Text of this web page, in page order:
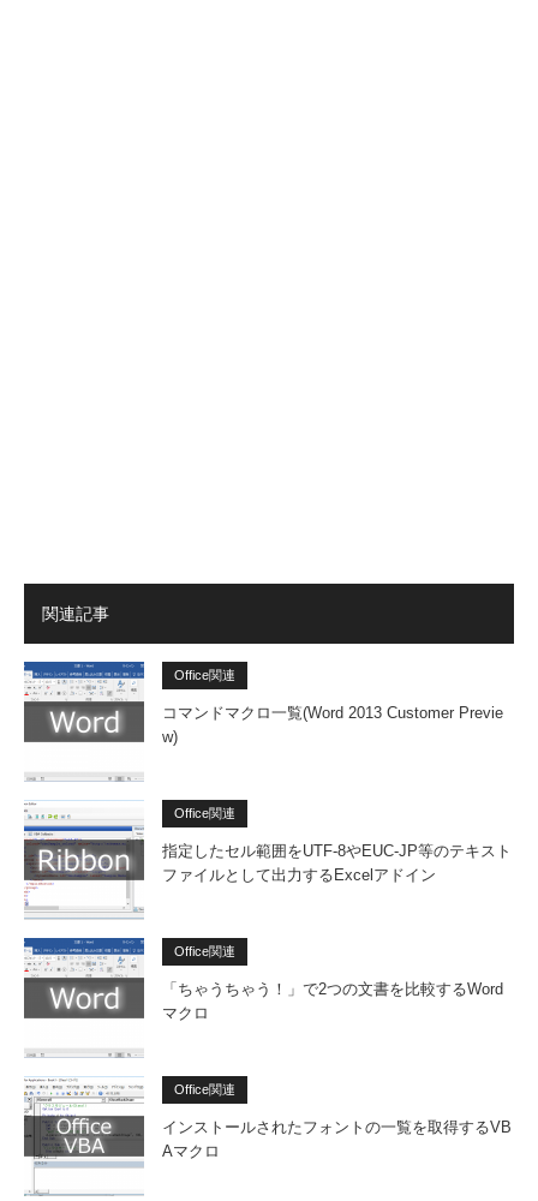
関連記事
Office関連
コマンドマクロ一覧(Word 2013 Customer Previe
w)
Office関連
指定したセル範囲をUTF-8やEUC-JP等のテキスト
ファイルとして出力するExcelアドイン
Office関連
「ちゃうちゃう！」で2つの文書を比較するWord
マクロ
Office関連
インストールされたフォントの一覧を取得するVB
Aマクロ